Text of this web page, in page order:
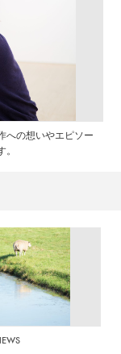
への想いやエピソー